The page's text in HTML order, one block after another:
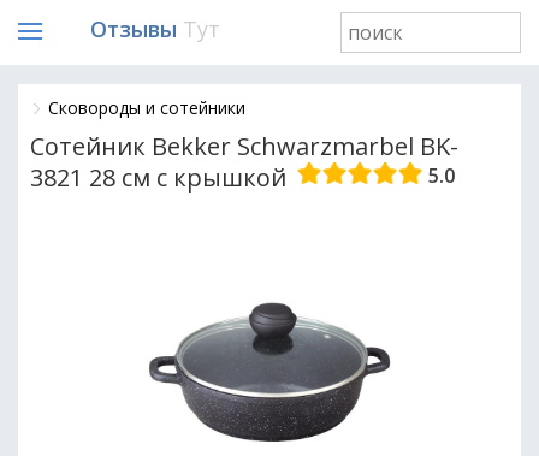
Отзывы Тут
Сковороды и сотейники
Сотейник Bekker Schwarzmarbel BK-
3821 28 см с крышкой
5.0